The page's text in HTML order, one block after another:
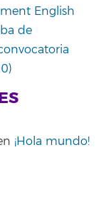
English
de
¡Hola mundo!